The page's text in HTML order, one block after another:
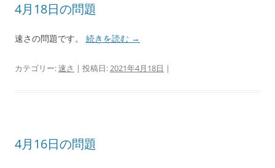
4月18日の問題
速さの問題です。 続きを読む →
カテゴリー:速さ | 投稿日:2021年4月18日 |
4月16日の問題